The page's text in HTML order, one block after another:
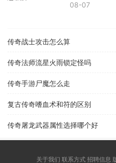
08-07
传奇战士攻击怎么算
传奇法师流星火雨锁定怪吗
传奇手游尸魔怎么走
复古传奇嗜血术和符的区别
传奇屠龙武器属性选择哪个好
关于我们 联系方式 招聘信息